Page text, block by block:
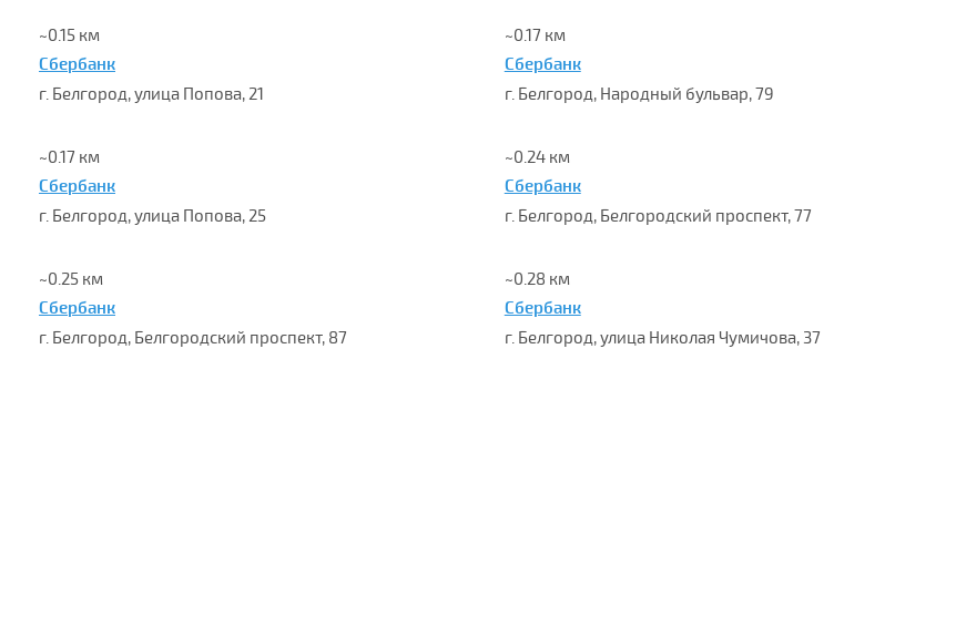
~0.15 км
Сбербанк
г. Белгород, улица Попова, 21
~0.17 км
Сбербанк
г. Белгород, Народный бульвар, 79
~0.17 км
Сбербанк
г. Белгород, улица Попова, 25
~0.24 км
Сбербанк
г. Белгород, Белгородский проспект, 77
~0.25 км
Сбербанк
г. Белгород, Белгородский проспект, 87
~0.28 км
Сбербанк
г. Белгород, улица Николая Чумичова, 37